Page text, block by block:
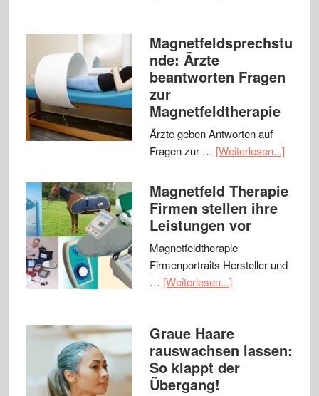
Magnetfeldsprechstu
nde: Ärzte
beantworten Fragen
zur
Magnetfeldtherapie
Ärzte geben Antworten auf
Fragen zur … [Weiterlesen...]
Magnetfeld Therapie
Firmen stellen ihre
Leistungen vor
Magnetfeldtherapie
Firmenportraits Hersteller und
… [Weiterlesen...]
Graue Haare
rauswachsen lassen:
So klappt der
Übergang!